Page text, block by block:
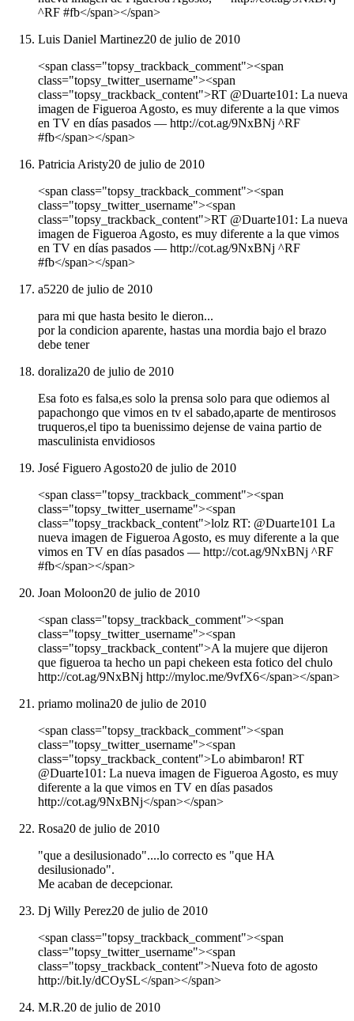
^RF #fb</span></span>
Luis Daniel Martinez20 de julio de 2010
<span class="topsy_trackback_comment"><span
class="topsy_twitter_username"><span
class="topsy_trackback_content">RT @Duarte101: La nueva
imagen de Figueroa Agosto, es muy diferente a la que vimos
en TV en días pasados ― http://cot.ag/9NxBNj ^RF
#fb</span></span>
Patricia Aristy20 de julio de 2010
<span class="topsy_trackback_comment"><span
class="topsy_twitter_username"><span
class="topsy_trackback_content">RT @Duarte101: La nueva
imagen de Figueroa Agosto, es muy diferente a la que vimos
en TV en días pasados ― http://cot.ag/9NxBNj ^RF
#fb</span></span>
a5220 de julio de 2010
para mi que hasta besito le dieron...
por la condicion aparente, hastas una mordia bajo el brazo
debe tener
doraliza20 de julio de 2010
Esa foto es falsa,es solo la prensa solo para que odiemos al
papachongo que vimos en tv el sabado,aparte de mentirosos
truqueros,el tipo ta buenissimo dejense de vaina partio de
masculinista envidiosos
José Figuero Agosto20 de julio de 2010
<span class="topsy_trackback_comment"><span
class="topsy_twitter_username"><span
class="topsy_trackback_content">lolz RT: @Duarte101 La
nueva imagen de Figueroa Agosto, es muy diferente a la que
vimos en TV en días pasados ― http://cot.ag/9NxBNj ^RF
#fb</span></span>
Joan Moloon20 de julio de 2010
<span class="topsy_trackback_comment"><span
class="topsy_twitter_username"><span
class="topsy_trackback_content">A la mujere que dijeron
que figueroa ta hecho un papi chekeen esta fotico del chulo
http://cot.ag/9NxBNj http://myloc.me/9vfX6</span></span>
priamo molina20 de julio de 2010
<span class="topsy_trackback_comment"><span
class="topsy_twitter_username"><span
class="topsy_trackback_content">Lo abimbaron! RT
@Duarte101: La nueva imagen de Figueroa Agosto, es muy
diferente a la que vimos en TV en días pasados
http://cot.ag/9NxBNj</span></span>
Rosa20 de julio de 2010
"que a desilusionado"....lo correcto es "que HA
desilusionado".
Me acaban de decepcionar.
Dj Willy Perez20 de julio de 2010
<span class="topsy_trackback_comment"><span
class="topsy_twitter_username"><span
class="topsy_trackback_content">Nueva foto de agosto
http://bit.ly/dCOySL</span></span>
M.R.20 de julio de 2010